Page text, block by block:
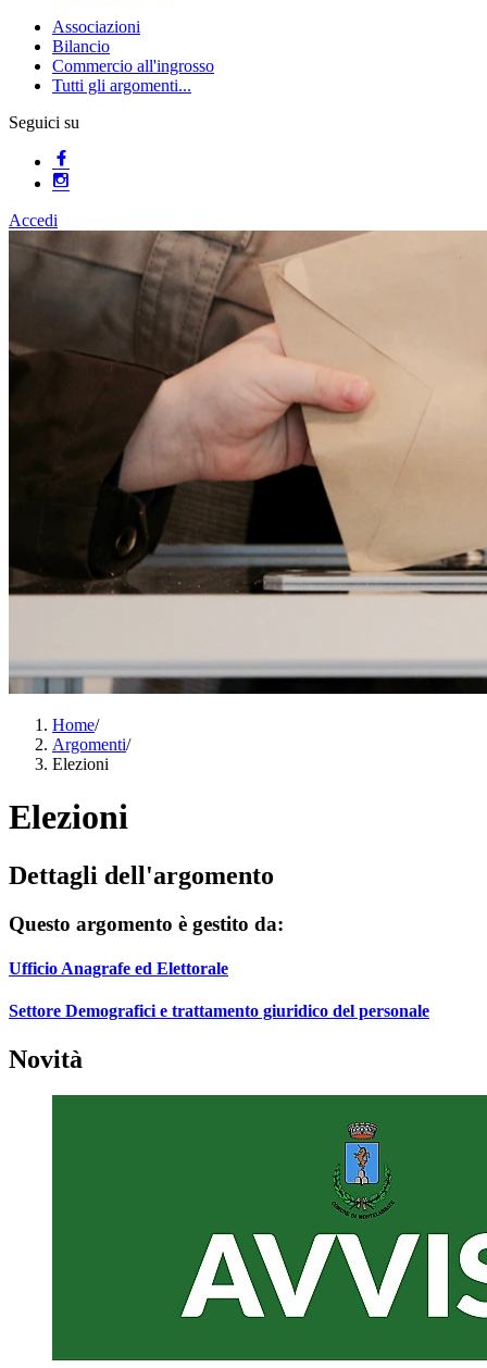
Associazioni
Bilancio
Commercio all'ingrosso
Tutti gli argomenti...
Seguici su
Accedi
Home/
Argomenti/
Elezioni
Elezioni
Dettagli dell'argomento
Questo argomento è gestito da:
Ufficio Anagrafe ed Elettorale
Settore Demografici e trattamento giuridico del personale
Novità